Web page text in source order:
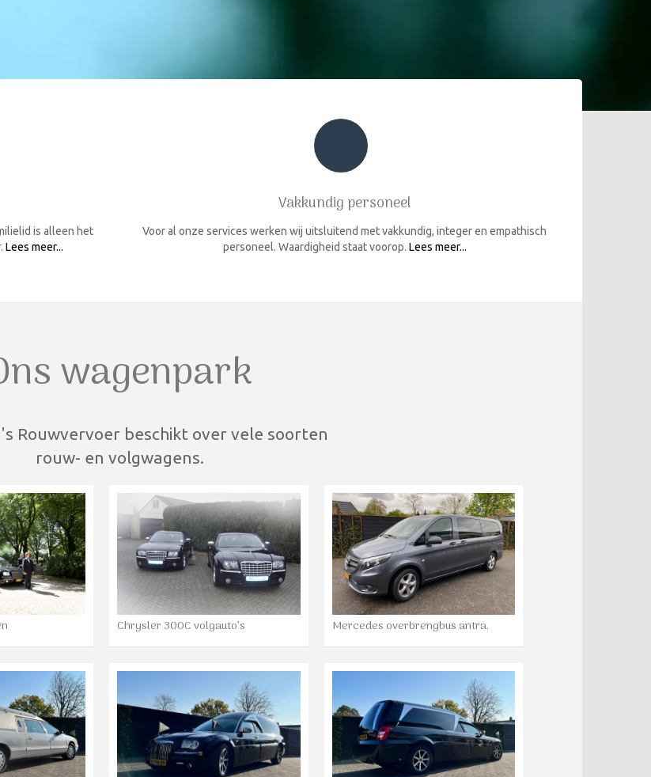
is alleen het
Lees meer...
Vakkundig personeel
Voor al onze services werken wij uitsluitend met vakkundig, integer en empathisch
personeel. Waardigheid staat voorop. Lees meer...
wagenpark
Rouwvervoer beschikt over vele soorten
rouw- en volgwagens.
Chrysler 300C volgauto’s Mercedes overbrengbus antra.